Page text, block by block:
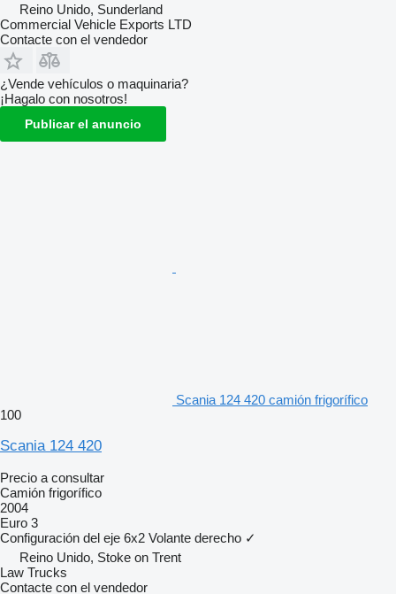
Reino Unido, Sunderland
Commercial Vehicle Exports LTD
Contacte con el vendedor
¿Vende vehículos o maquinaria?
¡Hagalo con nosotros!
Publicar el anuncio
Scania 124 420 camión frigorífico
100
Scania 124 420
Precio a consultar
Camión frigorífico
2004
Euro 3
Configuración del eje 6x2 Volante derecho ✓
Reino Unido, Stoke on Trent
Law Trucks
Contacte con el vendedor